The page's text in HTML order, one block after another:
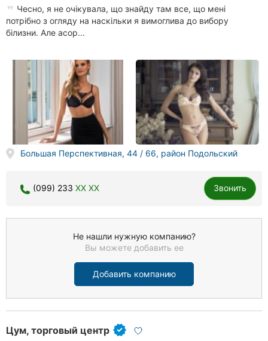
Чесно, я не очікувала, що знайду там все, що мені
потрібно з огляду на наскільки я вимоглива до вибору
білизни. Але асор...
Большая Перспективная, 44 / 66, район Подольский
(099) 233 XX XX Звонить
Не нашли нужную компанию?
Вы можете добавить ее
Добавить компанию
Цум, торговый центр